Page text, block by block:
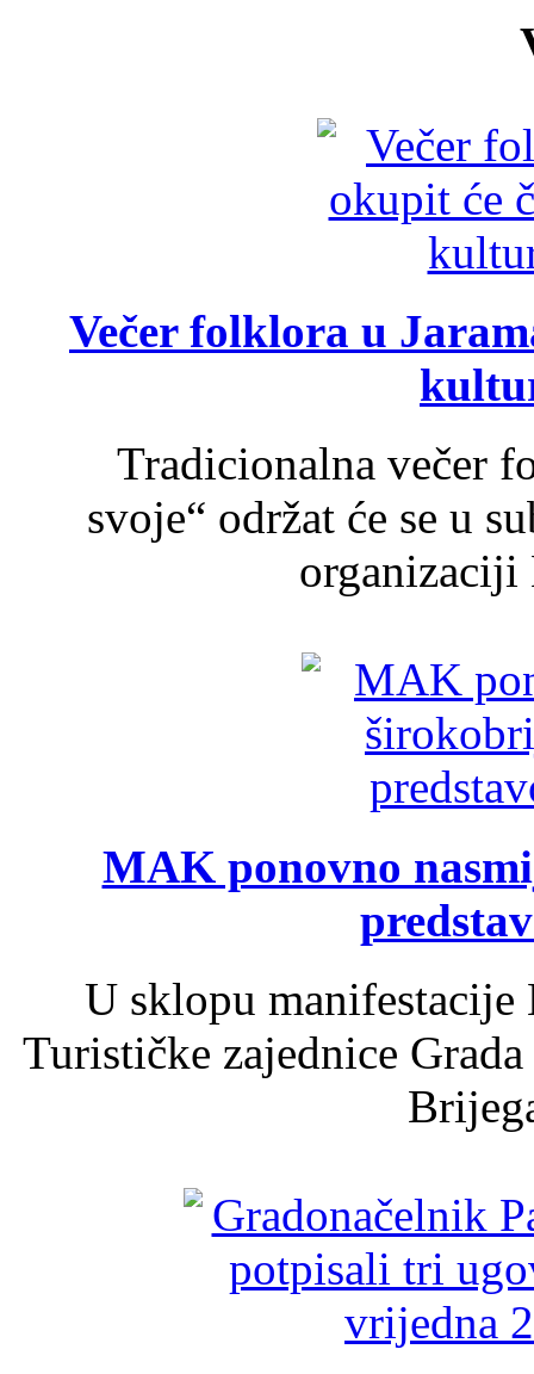
Večer folklora u
Tradicionalna večer
svoje“ održat će se u
organizaciji
MAK ponovno
U sklopu
Turističke zajednice